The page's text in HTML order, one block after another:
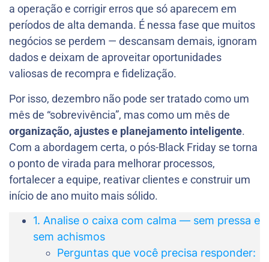
a operação e corrigir erros que só aparecem em
períodos de alta demanda. É nessa fase que muitos
negócios se perdem — descansam demais, ignoram
dados e deixam de aproveitar oportunidades
valiosas de recompra e fidelização.
Por isso, dezembro não pode ser tratado como um
mês de “sobrevivência”, mas como um mês de
organização, ajustes e planejamento inteligente.
Com a abordagem certa, o pós-Black Friday se torna
o ponto de virada para melhorar processos,
fortalecer a equipe, reativar clientes e construir um
início de ano muito mais sólido.
1. Analise o caixa com calma — sem pressa e
sem achismos
Perguntas que você precisa responder: